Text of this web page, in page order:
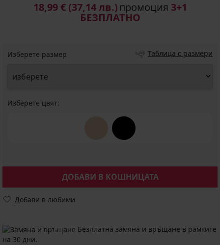
18,99 € (37,14 лв.) промоция 3+1
БЕЗПЛАТНО
Изберете размер Таблица с размери
Изберете цвят:
ДОБАВИ В КОШНИЦАТА
Добави в любими
Безплатна замяна и връщане в рамките
на 30 дни.